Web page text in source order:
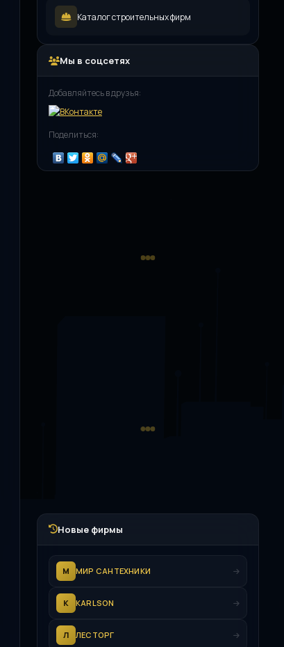
Каталог строительных фирм
Мы в соцсетях
Добавляйтесь в друзья:
Поделиться:
Новые фирмы
М МИР САНТЕХНИКИ
K KARLSON
Л ЛЕСТОРГ